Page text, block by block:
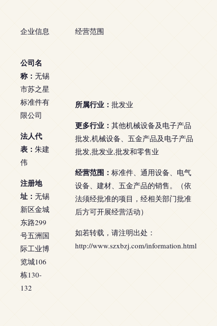
企业信息 经营范围
公司名
称： 无锡
市苏之星
标准件有
限公司
法人代
表： 朱建
伟
注册地
址： 无锡
新区金城
东路299
号五洲国
际工业博
览城106
栋130-
132
所属行业： 批发业
更多行业： 其他机械设备及电子产品
批发,机械设备、五金产品及电子产品
批发,批发业,批发和零售业
经营范围： 标准件、通用设备、电气
设备、建材、五金产品的销售。（依
法须经批准的项目，经相关部门批准
后方可开展经营活动）
如若转载，请注明出处：
http://www.szxbzj.com/information.html